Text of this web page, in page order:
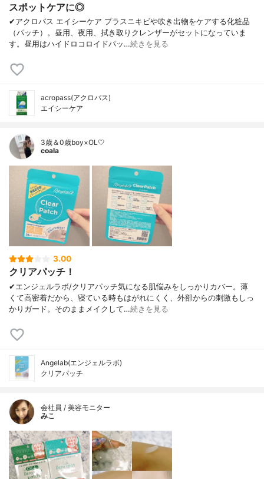
スポットケアに◎
✔︎アクロパス エイシーケア プラスニキビや吹き出物をケアする化粧品
（パッチ）。昼用、夜用、拭き取りクレンザーがセットになっていま
す。昼用はハイドロコロイドパッ…続きを見る
acropass(アクロパス)
エイシーケア
3歳＆0歳boy×OL🤍
coala
3.00
クリアパッチ！
✔︎エンジェルラボ/クリアパッチ気になる肌悩みをしっかりカバー。薄
くて高密着だから、寝ている時もはがれにくく、外部からの刺激もしっ
かりガード。そのままメイクして…続きを見る
Angelab(エンジェルラボ)
クリアパッチ
会社員 / 美容モニター
みこ